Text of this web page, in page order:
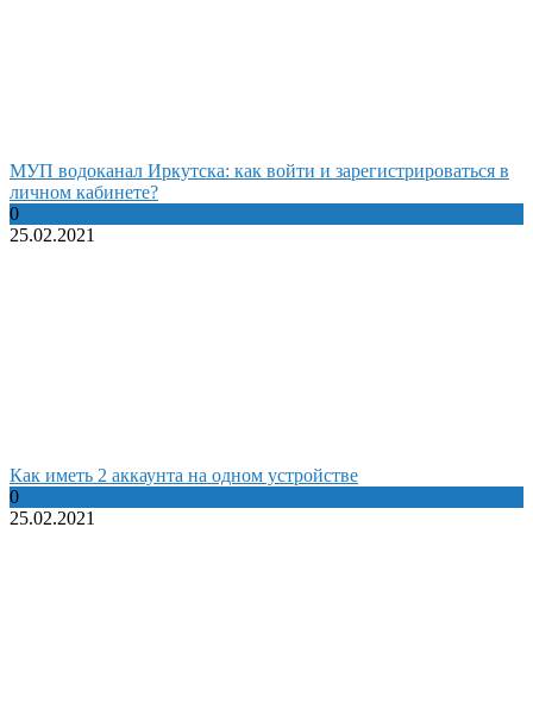
МУП водоканал Иркутска: как войти и зарегистрироваться в
личном кабинете?
0
25.02.2021
Как иметь 2 аккаунта на одном устройстве
0
25.02.2021